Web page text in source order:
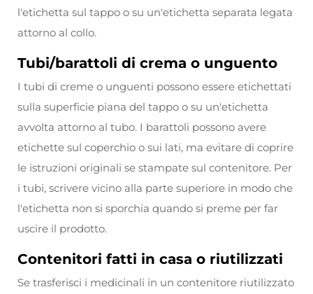
l'etichetta sul tappo o su un'etichetta separata legata
attorno al collo.
Tubi/barattoli di crema o unguento
I tubi di creme o unguenti possono essere etichettati
sulla superficie piana del tappo o su un'etichetta
avvolta attorno al tubo. I barattoli possono avere
etichette sul coperchio o sui lati, ma evitare di coprire
le istruzioni originali se stampate sul contenitore. Per
i tubi, scrivere vicino alla parte superiore in modo che
l'etichetta non si sporchia quando si preme per far
uscire il prodotto.
Contenitori fatti in casa o riutilizzati
Se trasferisci i medicinali in un contenitore riutilizzato